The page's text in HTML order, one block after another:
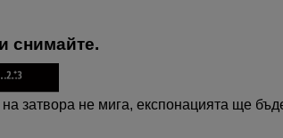
снимайте.
на затвора не мига, експонацията ще